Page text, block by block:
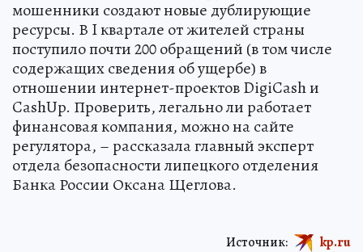
мошенники создают новые дублирующие
ресурсы. В I квартале от жителей страны
поступило почти 200 обращений (в том числе
содержащих сведения об ущербе) в
отношении интернет-проектов DigiCash и
CashUp. Проверить, легально ли работает
финансовая компания, можно на сайте
регулятора, – рассказала главный эксперт
отдела безопасности липецкого отделения
Банка России Оксана Щеглова.
Источник: kp.ru